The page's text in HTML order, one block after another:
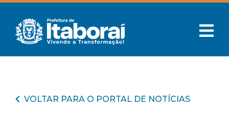
VOLTAR PARA O PORTAL DE NOTÍCIAS